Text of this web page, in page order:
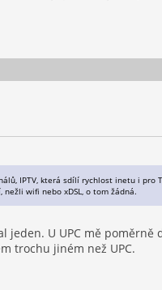
IPTV, která sdílí rychlost inetu i pro
nežli wifi nebo xDSL, o tom žádná.
jeden. U UPC mě
trochu jiném než UPC.